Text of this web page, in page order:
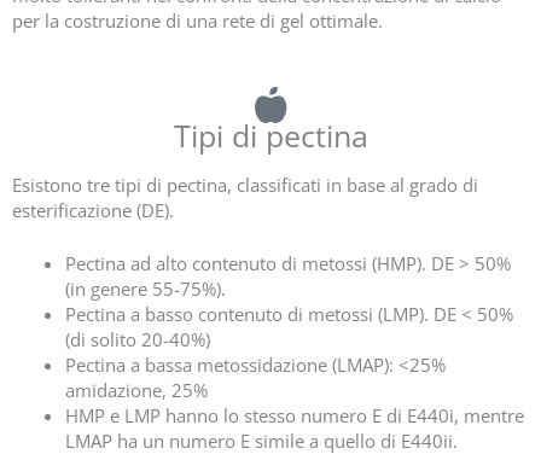
per la costruzione di una rete di gel ottimale.
Tipi di pectina
Esistono tre tipi di pectina, classificati in base al grado di
esterificazione (DE).
Pectina ad alto contenuto di metossi (HMP). DE > 50%
(in genere 55-75%).
Pectina a basso contenuto di metossi (LMP). DE < 50%
(di solito 20-40%)
Pectina a bassa metossidazione (LMAP): <25%
amidazione, 25%
HMP e LMP hanno lo stesso numero E di E440i, mentre
LMAP ha un numero E simile a quello di E440ii.